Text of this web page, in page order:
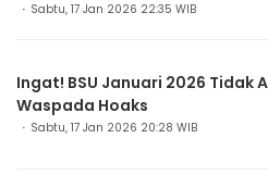
Sabtu, 17 Jan 2026 22:35 WIB
Ingat! BSU Januari 2026 Tidak
Waspada Hoaks
Sabtu, 17 Jan 2026 20:28 WIB